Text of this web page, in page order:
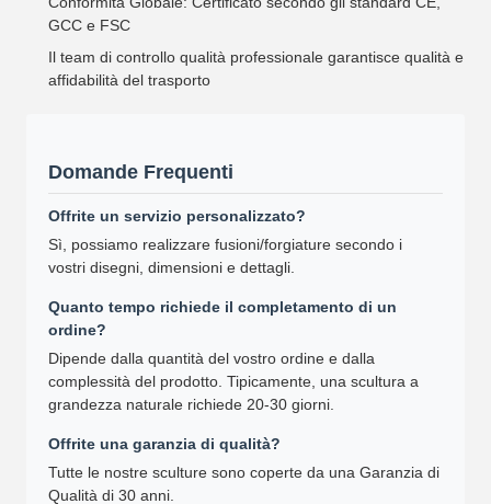
GCC e FSC
Il team di controllo qualità professionale garantisce qualità e
affidabilità del trasporto
Domande Frequenti
Offrite un servizio personalizzato?
Sì, possiamo realizzare fusioni/forgiature secondo i
vostri disegni, dimensioni e dettagli.
Quanto tempo richiede il completamento di un
ordine?
Dipende dalla quantità del vostro ordine e dalla
complessità del prodotto. Tipicamente, una scultura a
grandezza naturale richiede 20-30 giorni.
Offrite una garanzia di qualità?
Tutte le nostre sculture sono coperte da una Garanzia di
Qualità di 30 anni.